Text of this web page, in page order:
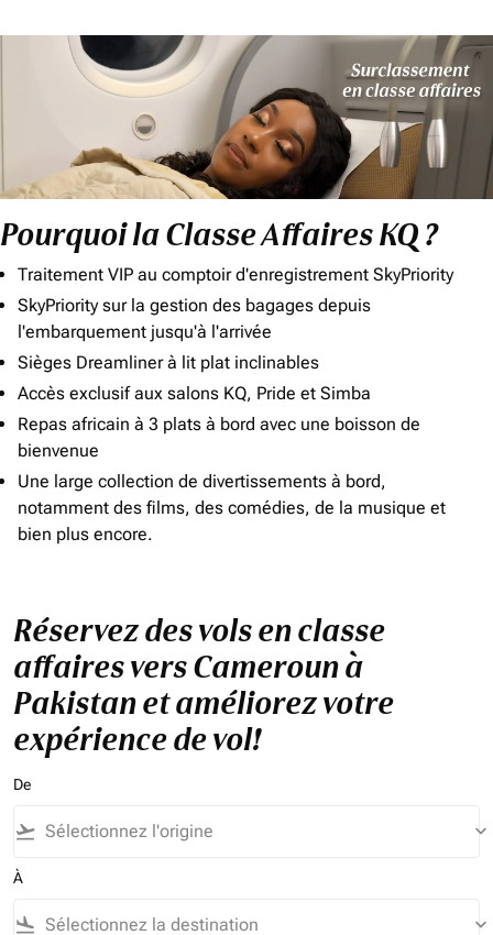
Pourquoi la Classe Affaires KQ ?
Traitement VIP au comptoir d'enregistrement SkyPriority
SkyPriority sur la gestion des bagages depuis
l'embarquement jusqu'à l'arrivée
Sièges Dreamliner à lit plat inclinables
Accès exclusif aux salons KQ, Pride et Simba
Repas africain à 3 plats à bord avec une boisson de
bienvenue
Une large collection de divertissements à bord,
notamment des films, des comédies, de la musique et
bien plus encore.
Réservez des vols en classe
affaires vers Cameroun à
Pakistan et améliorez votre
expérience de vol!
De
flight_takeoff keyboard_arrow_down
À
flight_land keyboard_arrow_down